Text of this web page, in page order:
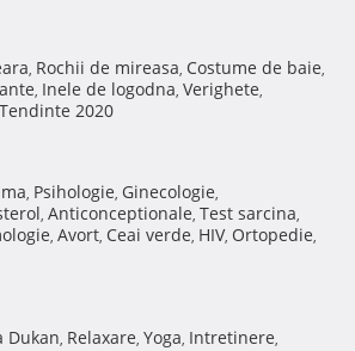
, Rochii de mireasa, Costume de baie,
, Inele de logodna, Verighete,
Tendinte 2020
, Psihologie, Ginecologie,
, Anticonceptionale, Test sarcina,
, Avort, Ceai verde, HIV, Ortopedie,
Dukan, Relaxare, Yoga, Intretinere,